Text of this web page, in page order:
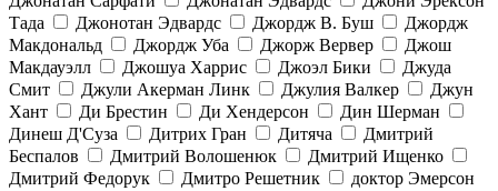
Тада
Джонотан Эдвардс Джордж В. Буш
Джордж
Макдональд
Джордж Уба Джорж Вервер
Джош
Макдауэлл
Джошуа Харрис Джоэл Бики
Джуда
Смит
Джули Акерман Линк Джулия Валкер
Джун
Хант
Ди Брестин Ди Хендерсон
Дин Шерман
Динеш Д'Суза
Дитрих Гран Дитяча
Дмитрий
Беспалов
Дмитрий Волошенюк
Дмитрий Ищенко
Дмитрий Федорук
Дмитро Решетник
доктор Эмерсон